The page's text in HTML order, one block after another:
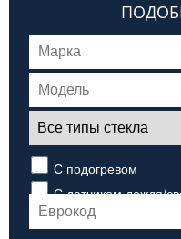
С подогревом
С датчиком дождя/